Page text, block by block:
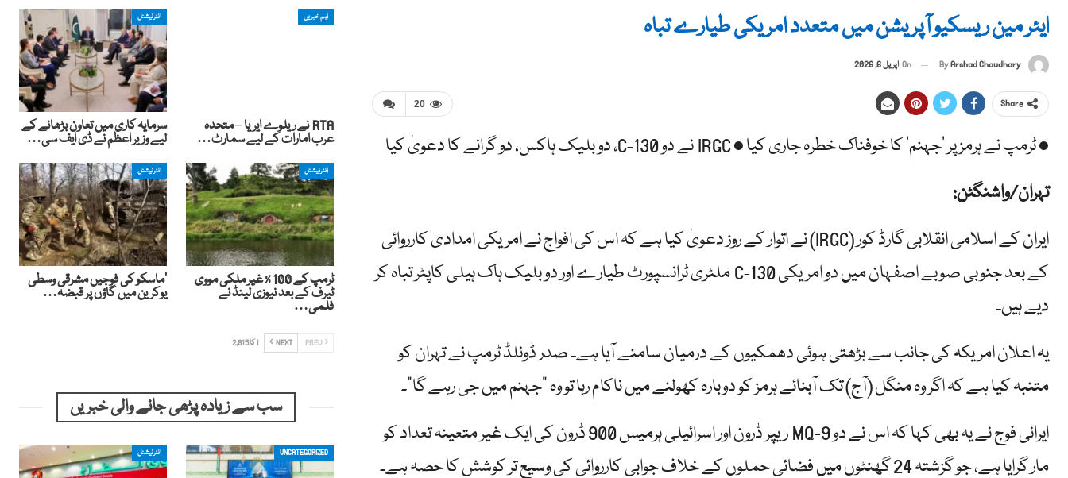
ایئر مین ریسکیو آپریشن میں متعدد امریکی طیارے تباہ
ByArshad Chaudhary
On اپریل 6, 2026
20 Share
• ٹرمپ نے ہرمز پر ‘جہنم’ کا خوفناک خطرہ جاری کیا • IRGC نے دو C-130، دو بلیک ہاکس، دو گرانے کا دعویٰ کیا
تہران/واشنگٹن:
ایران کے اسلامی انقلابی گارڈ کور (IRGC) نے اتوار کے روز دعویٰ کیا ہے کہ اس کی افواج نے امریکی امدادی کارروائی
کے بعد جنوبی صوبے اصفہان میں دو امریکی C-130 ملٹری ٹرانسپورٹ طیارے اور دو بلیک ہاک ہیلی کاپٹر تباہ کر
دیے ہیں۔
یہ اعلان امریکہ کی جانب سے بڑھتی ہوئی دھمکیوں کے درمیان سامنے آیا ہے۔ صدر ڈونلڈ ٹرمپ نے تہران کو
متنبہ کیا ہے کہ اگر وہ منگل (آج) تک آبنائے ہرمز کو دوبارہ کھولنے میں ناکام رہا تو وہ "جہنم میں جی رہے گا”۔
ایرانی فوج نے یہ بھی کہا کہ اس نے دو MQ-9 ریپر ڈرون اور اسرائیلی ہرمیس 900 ڈرون کی ایک غیر متعینہ تعداد کو
مار گرایا ہے، جو گزشتہ 24 گھنٹوں میں فضائی حملوں کے خلاف جوابی کارروائی کی وسیع تر کوشش کا حصہ ہے۔
اہم خبریں
RTA نے ریلوے ایریا – متحدہ
عرب امارات کے لیے سمارٹ…
انٹرنیشنل
سرمایہ کاری میں تعاون بڑھانے کے
لیے وزیر اعظم نے ڈی ایف سی…
انٹرنیشنل
ٹرمپ کے 100 ٪ غیر ملکی مووی
ٹیرف کے بعد نیوزی لینڈ نے
فلمی…
انٹرنیشنل
‘ماسکو کی فوجیں مشرقی وسطی
یوکرین میں گاؤں پر قبضہ…
PREV
NEXT 1 کا 2,815
سب سے زیادہ پڑھی جانے والی خبریں
UNCATEGORIZED انٹرنیشنل